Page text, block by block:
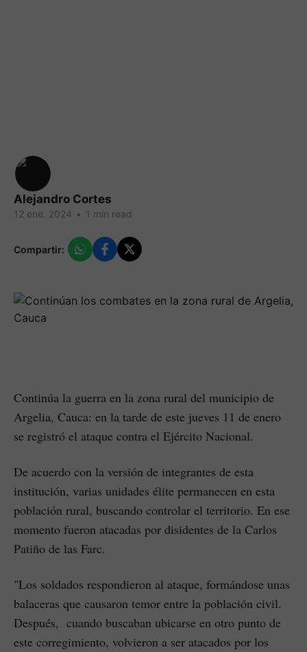
Alejandro Cortes
12 ene. 2024 • 1 min read
Compartir:
Continúa la guerra en la zona rural del municipio de
Argelia, Cauca: en la tarde de este jueves 11 de enero
se registró el ataque contra el Ejército Nacional.
De acuerdo con la versión de integrantes de esta
institución, varias unidades élite permanecen en esta
población rural, buscando controlar el territorio. En ese
momento fueron atacadas por disidentes de la Carlos
Patiño de las Farc.
"Los soldados respondieron al ataque, formándose unas
balaceras que causaron temor entre la población civil.
Después, cuando buscaban ubicarse en otro punto de
este corregimiento, volvieron a ser atacados por los